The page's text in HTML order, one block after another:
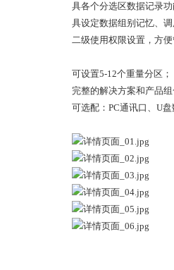
具各个分选区数据记录
具设定数据组别记忆、
二级使用权限设置，方
可设置5-12个重量分区；
完整的解决方案和产品
可选配：PC通讯口、U